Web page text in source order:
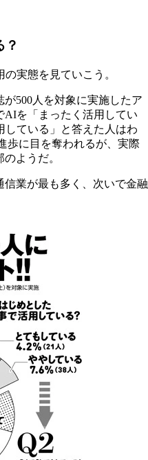
？
実態を見ていこう。
500人を対象に実施したア
AIを「まったく活用してい
ている」と答えた人はわ
歩に目を奪われるが、実際
ようだ。
業が最も多く、次いで金融